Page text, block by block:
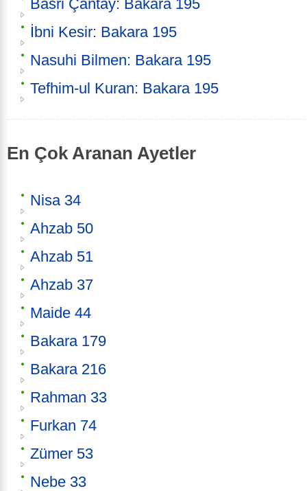
Basri Çantay: Bakara 195
İbni Kesir: Bakara 195
Nasuhi Bilmen: Bakara 195
Tefhim-ul Kuran: Bakara 195
En Çok Aranan Ayetler
Nisa 34
Ahzab 50
Ahzab 51
Ahzab 37
Maide 44
Bakara 179
Bakara 216
Rahman 33
Furkan 74
Zümer 53
Nebe 33